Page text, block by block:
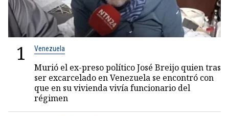
1 Venezuela
Murió el ex-preso político José Breijo quien tras
ser excarcelado en Venezuela se encontró con
que en su vivienda vivía funcionario del
régimen